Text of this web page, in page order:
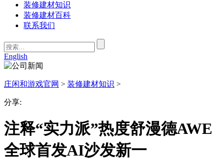
装修建材知识
装修建材百科
联系我们
English
庄闲和游戏官网 > 装修建材知识 >
分享:
注释“实力派”热度舒漫德AWE
全球首发AI沙发新一